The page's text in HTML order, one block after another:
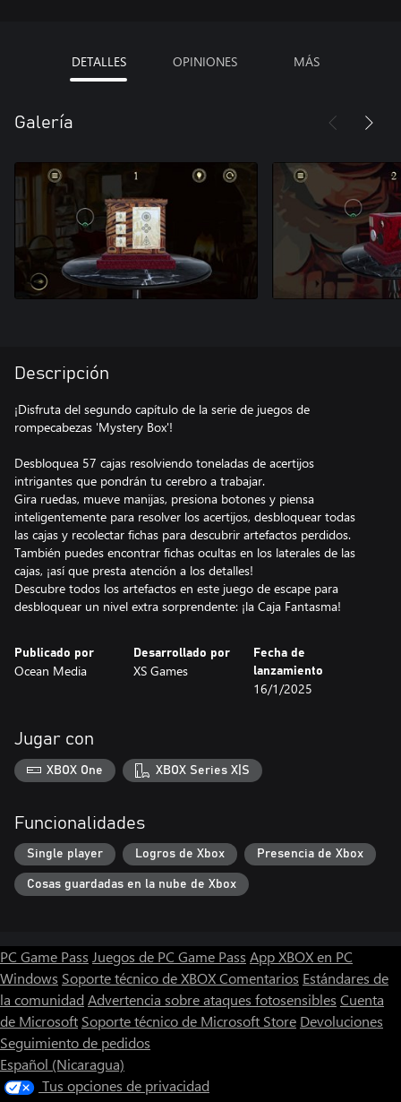
DETALLES OPINIONES MÁS
Galería
Descripción
¡Disfruta del segundo capítulo de la serie de juegos de
rompecabezas 'Mystery Box'!
Desbloquea 57 cajas resolviendo toneladas de acertijos
intrigantes que pondrán tu cerebro a trabajar.
Gira ruedas, mueve manijas, presiona botones y piensa
inteligentemente para resolver los acertijos, desbloquear todas
las cajas y recolectar fichas para descubrir artefactos perdidos.
También puedes encontrar fichas ocultas en los laterales de las
cajas, ¡así que presta atención a los detalles!
Descubre todos los artefactos en este juego de escape para
desbloquear un nivel extra sorprendente: ¡la Caja Fantasma!
Publicado por
Ocean Media
Desarrollado por
XS Games
Fecha de
lanzamiento
16/1/2025
Jugar con
XBOX One XBOX Series X|S
Funcionalidades
Single player Logros de Xbox Presencia de Xbox
Cosas guardadas en la nube de Xbox
PC Game Pass Juegos de PC Game Pass App XBOX en PC
Windows Soporte técnico de XBOXComentarios Estándares de
la comunidad Advertencia sobre ataques fotosensibles Cuenta
de Microsoft Soporte técnico de Microsoft Store Devoluciones
Seguimiento de pedidos
Español (Nicaragua)
Tus opciones de privacidad